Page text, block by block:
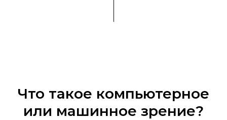
Что такое компьютерное
или машинное зрение?